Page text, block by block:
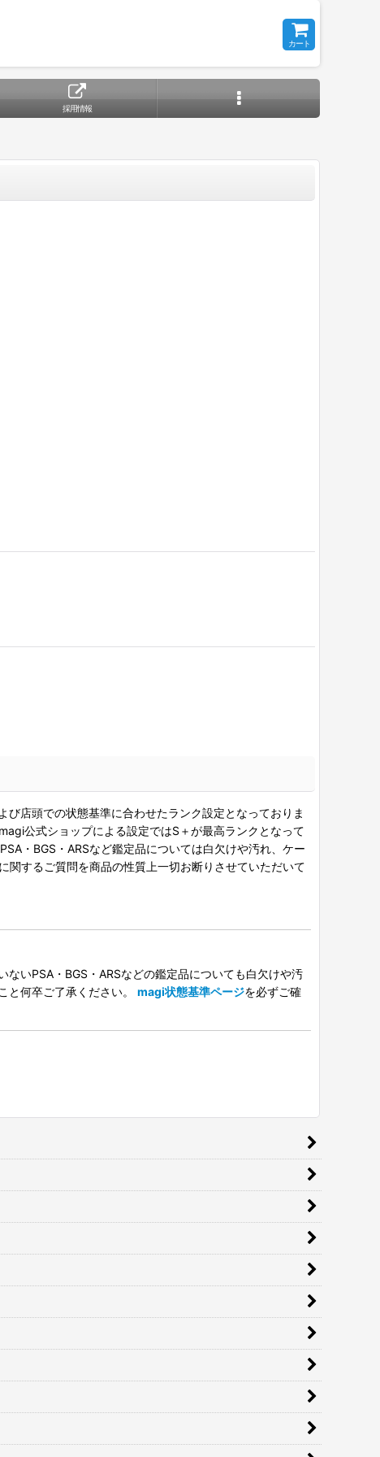
カート
採用情報
店頭での状態基準に合わせたランク設定となっておりま
公式ショップによる設定ではS＋が最高ランクとなって
・BGS・ARSなど鑑定品については白欠けや汚れ、ケー
関するご質問を商品の性質上一切お断りさせていただいて
いPSA・BGS・ARSなどの鑑定品についても白欠けや汚
と何卒ご了承ください。 magi状態基準ページを必ずご確